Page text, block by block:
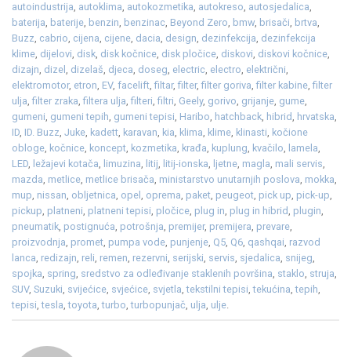
autoindustrija, autoklima, autokozmetika, autokreso, autosjedalica,
baterija, baterije, benzin, benzinac, Beyond Zero, bmw, brisači, brtva,
Buzz, cabrio, cijena, cijene, dacia, design, dezinfekcija, dezinfekcija
klime, dijelovi, disk, disk kočnice, disk pločice, diskovi, diskovi kočnice,
dizajn, dizel , dizelaš, djeca, doseg, electric, electro, električni,
elektromotor, etron, EV, facelift,filtar,filter,filter goriva,filter kabine,filter
ulja,filter zraka,filtera ulja,filteri,filtri, Geely, gorivo, grijanje, gume,
gumeni, gumeni tepih, gumeni tepisi, Haribo, hatchback, hibrid, hrvatska,
ID, ID. Buzz, Juke, kadett, karavan, kia, klima, klime, klinasti, kočione
obloge, kočnice, koncept, kozmetika, krađa, kuplung, kvačilo, lamela,
LED, ležajevi kotača, limuzina, litij, litij-ionska, ljetne, magla, mali servis,
mazda, metlice, metlice brisača, ministarstvo unutarnjih poslova, mokka,
mup, nissan, obljetnica, opel , oprema, paket, peugeot, pick up, pick-up,
pickup, platneni, platneni tepisi, pločice, plug in, plug in hibrid, plugin,
pneumatik, postignuća, potrošnja, premijer, premijera, prevare,
proizvodnja, promet, pumpa vode, punjenje, Q5, Q6, qashqai, razvod
lanca, redizajn, reli, remen, rezervni, serijski, servis, sjedalica, snijeg,
spojka, spring, sredstvo za odleđivanje staklenih površina, staklo, struja,
SUV, Suzuki, svijećice, svjećice, svjetla,tekstilni tepisi,tekućina,tepih,
tepisi,tesla,toyota,turbo,turbopunjač, ulja, ulje.